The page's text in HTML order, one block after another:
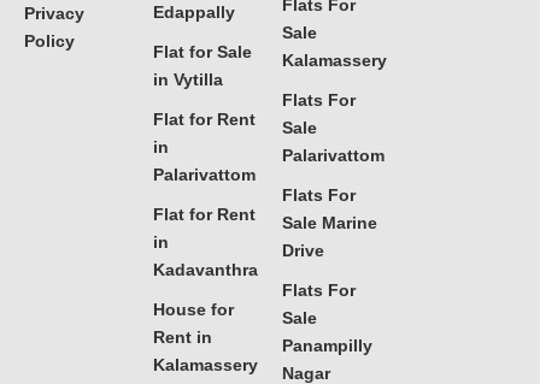
Privacy
Policy
Edappally
Flat for Sale
in Vytilla
Flat for Rent
in
Palarivattom
Flat for Rent
in
Kadavanthra
House for
Rent in
Kalamassery
Flats For
Sale
Kalamassery
Flats For
Sale
Palarivattom
Flats For
Sale Marine
Drive
Flats For
Sale
Panampilly
Nagar